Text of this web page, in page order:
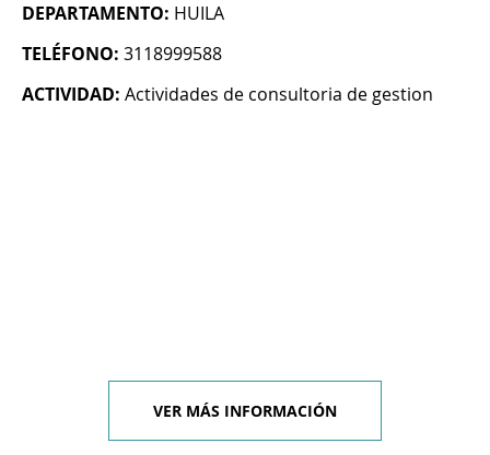
DEPARTAMENTO: HUILA
TELÉFONO: 3118999588
ACTIVIDAD: Actividades de consultoria de gestion
VER MÁS INFORMACIÓN